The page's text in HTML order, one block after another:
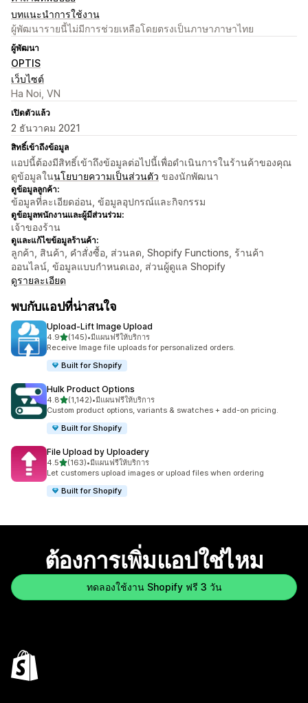
บทแนะนำการใช้งาน
ผู้พัฒนารายนี้ไม่มีการช่วยเหลือโดยตรงเป็นภาษาภาษาไทย
ผู้พัฒนา
OPTIS
เว็บไซต์
Ha Noi, VN
เปิดตัวแล้ว
2 ธันวาคม 2021
สิทธิ์เข้าถึงข้อมูล
แอปนี้ต้องมีสิทธิ์เข้าถึงข้อมูลต่อไปนี้เพื่อดำเนินการในร้านค้าของคุณ
ดูข้อมูลในนโยบายความเป็นส่วนตัว ของนักพัฒนา
ดูข้อมูลลูกค้า:
ข้อมูลที่ละเอียดอ่อน, ข้อมูลอุปกรณ์และกิจกรรม
ดูข้อมูลพนักงานและผู้มีส่วนร่วม:
เจ้าของร้าน
ดูและแก้ไขข้อมูลร้านค้า:
ลูกค้า, สินค้า, คำสั่งซื้อ, ส่วนลด, Shopify Functions, ร้านค้า
ออนไลน์, ข้อมูลแบบกำหนดเอง, ส่วนผู้ดูแล Shopify
ดูรายละเอียด
พบกับแอปที่น่าสนใจ
Upload‑Lift Image Upload
4.9เต็ม 5 ดาว
(145)
ทั้งหมด 145 รีวิว
•มีแผนฟรีให้บริการ
Receive Image file uploads for personalized orders.
Built for Shopify
Hulk Product Options
4.8เต็ม 5 ดาว
(1,142)
ทั้งหมด 1142 รีวิว
•มีแผนฟรีให้บริการ
Custom product options, variants & swatches + add-on pricing.
Built for Shopify
File Upload by Uploadery
4.5เต็ม 5 ดาว
(163)
ทั้งหมด 163 รีวิว
•มีแผนฟรีให้บริการ
Let customers upload images or upload files when ordering
Built for Shopify
ต้องการเพิ่มแอปใช่ไหม
ทดลองใช้งาน Shopify ฟรี 3 วัน